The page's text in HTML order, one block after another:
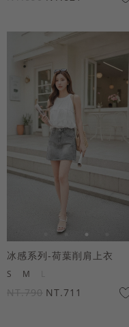
冰感系列-荷葉削肩上衣
S M
NT.790 NT.711